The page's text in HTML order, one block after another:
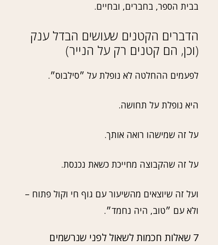
בבית הספר, בחברים, ובחיים.
הדברים הקטנים שעושים הבדל ענק
(וכן, הם קטנים רק על הנייר)
לפעמים ההחלטה לא נופלת על ״סילבוס״.
היא נופלת על תחושה.
על זה שמישהו רואה אותך.
על זה שהקבוצה מחייכת כשאת נכנסת.
ועל זה שיוצאים מהשיעור עם גוף חי וקול פתוח –
ולא עם ״טוב, היה נחמד״.
7 שאלות חכמות לשאול לפני שנרשמים